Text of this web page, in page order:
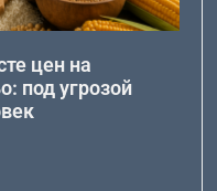
цен на
под угрозой